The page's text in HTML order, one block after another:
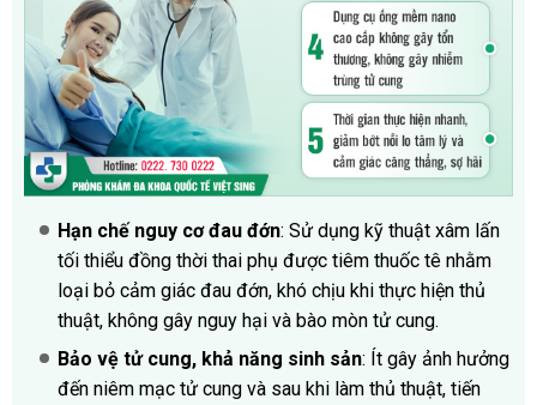
Hạn chế nguy cơ đau đớn: Sử dụng kỹ thuật xâm lấn
tối thiểu đồng thời thai phụ được tiêm thuốc tê nhằm
loại bỏ cảm giác đau đớn, khó chịu khi thực hiện thủ
thuật, không gây nguy hại và bào mòn tử cung.
Bảo vệ tử cung, khả năng sinh sản: Ít gây ảnh hưởng
đến niêm mạc tử cung và sau khi làm thủ thuật, tiến